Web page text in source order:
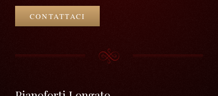
CONTATTACI